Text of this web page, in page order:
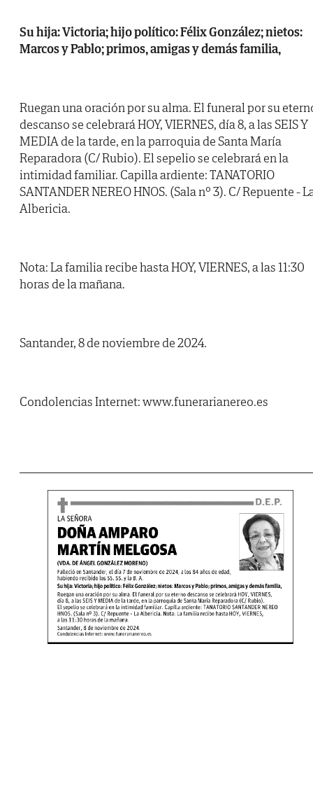
Su hija: Victoria; hijo político: Félix González; nietos:
Marcos y Pablo; primos, amigas y demás familia,
Ruegan una oración por su alma. El funeral por su
descanso se celebrará HOY, VIERNES, día 8, a las SEIS Y
MEDIA de la tarde, en la parroquia de Santa María
Reparadora (C/ Rubio). El sepelio se celebrará en la
intimidad familiar. Capilla ardiente: TANATORIO
SANTANDER NEREO HNOS. (Sala nº 3). C/ Repuente -
Albericia.
Nota: La familia recibe hasta HOY, VIERNES, a las 11:30
horas de la mañana.
Santander, 8 de noviembre de 2024.
Condolencias Internet: www.funerarianereo.es